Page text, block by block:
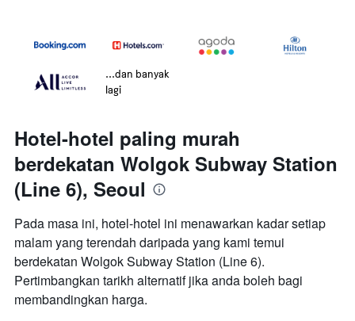
...dan banyak
lagi
Hotel-hotel paling murah
berdekatan Wolgok Subway Station
(Line 6), Seoul
Pada masa ini, hotel-hotel ini menawarkan kadar setiap
malam yang terendah daripada yang kami temui
berdekatan Wolgok Subway Station (Line 6).
Pertimbangkan tarikh alternatif jika anda boleh bagi
membandingkan harga.